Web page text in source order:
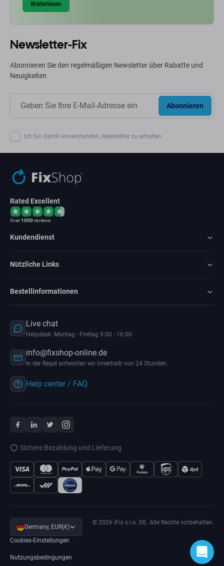
Weiterlesen
Newsletter-Fix
Abonnieren Sie den regelmäßigen Newsletter über Rabatte und
Neuigkeiten
Abonnieren
Ich bin damit einverstanden, Newsletter zu erhalten
Rated Excellent
Over1000reviews
Kundendienst
Nützliche Links
Bestellinformationen
Live chat
Helpdesk: Montag - Freitag 9:00 - 16:00
info@fixshop-online.de
In der Regel antworten wir innerhalb von 24 Stunden.
Help center / FAQ
Sichere Bezahlung und Lieferung
Germany, EUR(€)
Cookies-Einstellungen
Nutzungsbedingungen
© 2026 iFix s.r.o. DE. Alle Rechte vorbehalten.